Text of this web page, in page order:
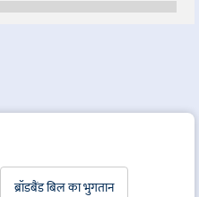
ब्रॉडबैंड बिल का भुगतान